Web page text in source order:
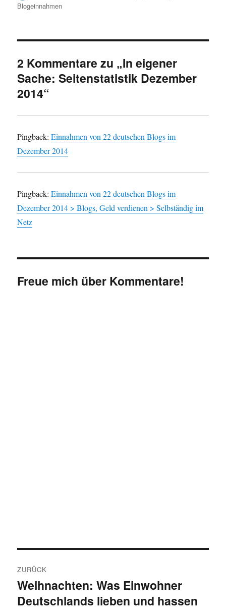
Blogeinnahmen
2 Kommentare zu „In eigener
Sache: Seitenstatistik Dezember
2014“
Pingback:Einnahmen von 22 deutschen Blogs im
Dezember 2014
Pingback:Einnahmen von 22 deutschen Blogs im
Dezember 2014 > Blogs, Geld verdienen > Selbständig im
Netz
Freue mich über Kommentare!
ZURÜCK
Vorheriger
Beitrag:
Weihnachten: Was Einwohner
Deutschlands lieben und hassen